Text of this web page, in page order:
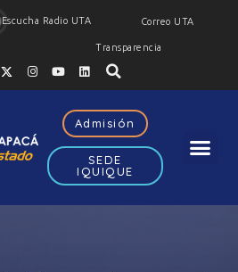
Escucha Radio UTA Correo UTA
Transparencia
Admisión
SEDE
IQUIQUE